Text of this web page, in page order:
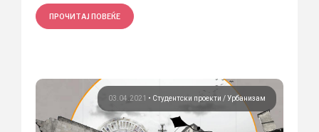
ПРОЧИТАЈ ПОВЕЌЕ
03.04.2021 • Студентски проекти Урбанизам